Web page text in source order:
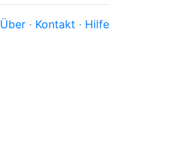
Über · Kontakt · Hilfe